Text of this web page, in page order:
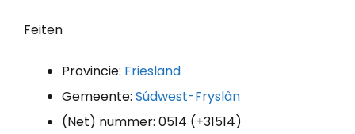
Feiten
Provincie: Friesland
Gemeente: Súdwest-Fryslân
(Net) nummer: 0514 (+31514)